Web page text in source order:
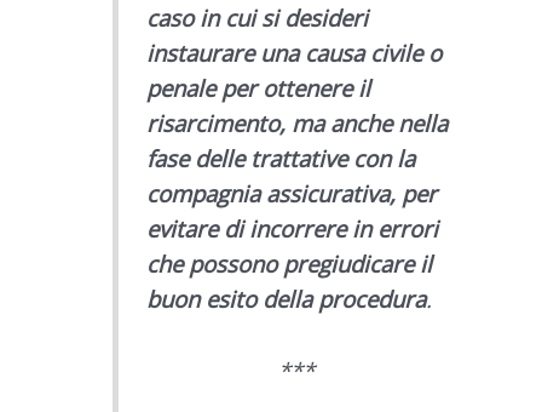
caso in cui si desideri
instaurare una causa civile o
penale per ottenere il
risarcimento, ma anche nella
fase delle trattative con la
compagnia assicurativa, per
evitare di incorrere in errori
che possono pregiudicare il
buon esito della procedura.
***